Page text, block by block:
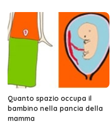
Quanto spazio occupa il
bambino nella pancia della
mamma